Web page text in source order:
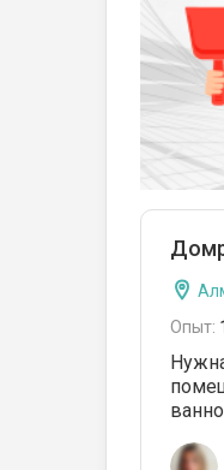
Опыт: